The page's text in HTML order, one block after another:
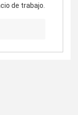
de trabajo.